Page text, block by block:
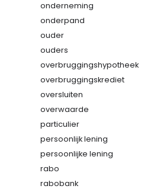
onderneming
onderpand
ouder
ouders
overbruggingshypotheek
overbruggingskrediet
oversluiten
overwaarde
particulier
persoonlijk lening
persoonlijke lening
rabo
rabobank